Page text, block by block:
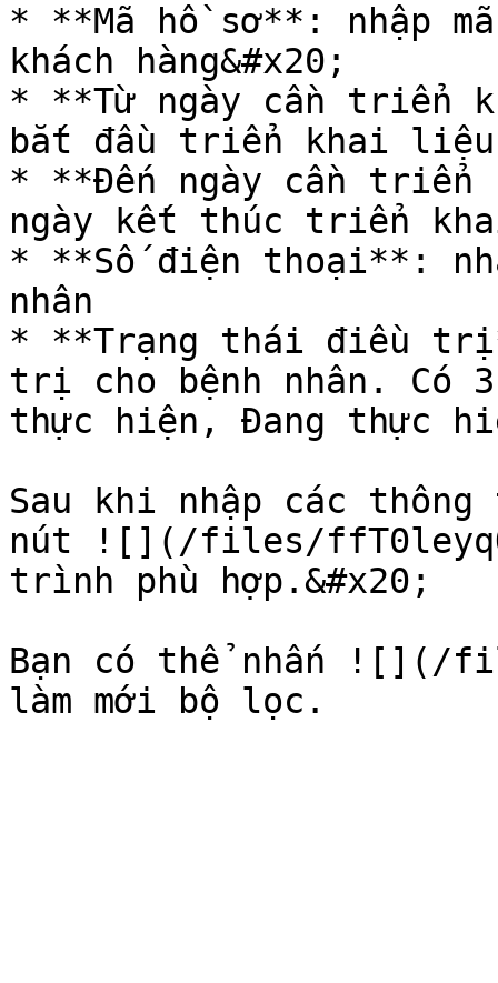
* **Mã hồ sơ**: nhập
khách hàng&#x20;
* **Từ ngày cần triển
bắt đầu triển khai liệu
* **Đến ngày cần
ngày kết thúc triển
* **Số điện thoại**:
nhân
* **Trạng thái điều
trị cho bệnh nhân. Có
thực hiện, Đang thực
Sau khi nhập các
nút ![](/files/
trình phù hợp.&#x20;
Bạn có thể nhấn ![](/